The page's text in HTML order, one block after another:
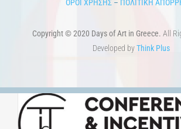
ΟΡΟΙ ΧΡΗΣΗΣ– ΠΟΛΙΤΙΚΗ
Copyright © 2020 Days of Art in Greece. All
Developed byThink Plus